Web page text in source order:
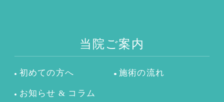
当院ご案内
初めての方へ 施術の流れ
お知らせ & コラム